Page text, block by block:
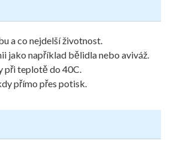
a co nejdelší životnost.
jako například bělidla nebo aviváž.
při teplotě do 40C.
přímo přes potisk.